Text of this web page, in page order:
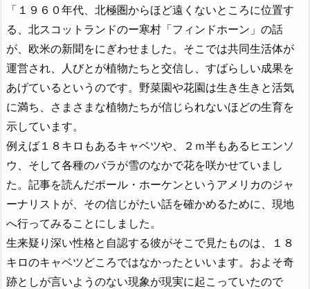
「１９６０年代、北極圏からほど遠くないところに位置す
る、北スコットランドのー寒村「フィンドホーン」の話
が、欧米の新聞をにぎわせました。そこでは共同生活体が
運営され、人びとが植物たちと交信し、すばらしい成果を
あげているというのです。野菜園や花園は生き生きと活気
に満ち、さまさまな植物たちが信じられないほどの生育を
示しています。
例えば１８キロもあるキャベツや、２ｍ半もあるヒエンソ
ウ、そして各種のバラが雪のなかで花を咲かせていまし
た。記事を読んだポール・ホーケンというアメリカのジャ
ーナリストが、その信じがたい話を確かめるために、現地
へ行ってみることにしました。
生来疑り深い性格と自認する彼がそこで見たものは、１８
キロのキャベツどころではなかったといいます。およそ奇
跡としが言いようのない現象が現実に起こっていたので